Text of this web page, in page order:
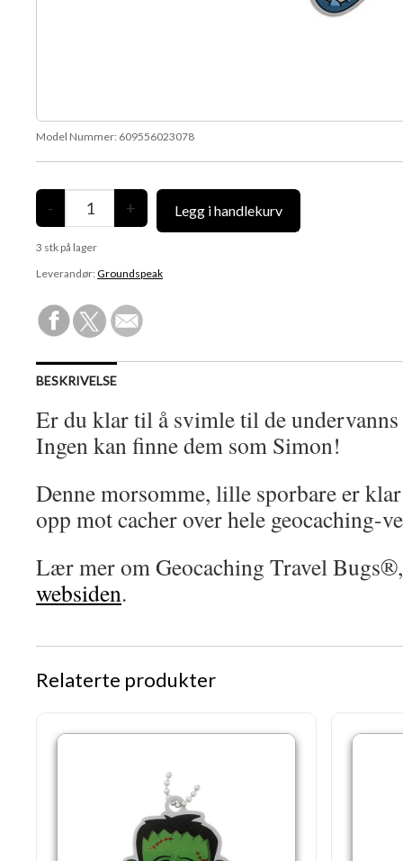
Model Nummer: 609556023078
3 stk på lager
Leverandør: Groundspeak
BESKRIVELSE
Er du klar til å svimle til de undervanns
Ingen kan finne dem som Simon!
Denne morsomme, lille sporbare er
opp mot cacher over hele geocaching-
Lær mer om Geocaching Travel
websiden.
Relaterte produkter